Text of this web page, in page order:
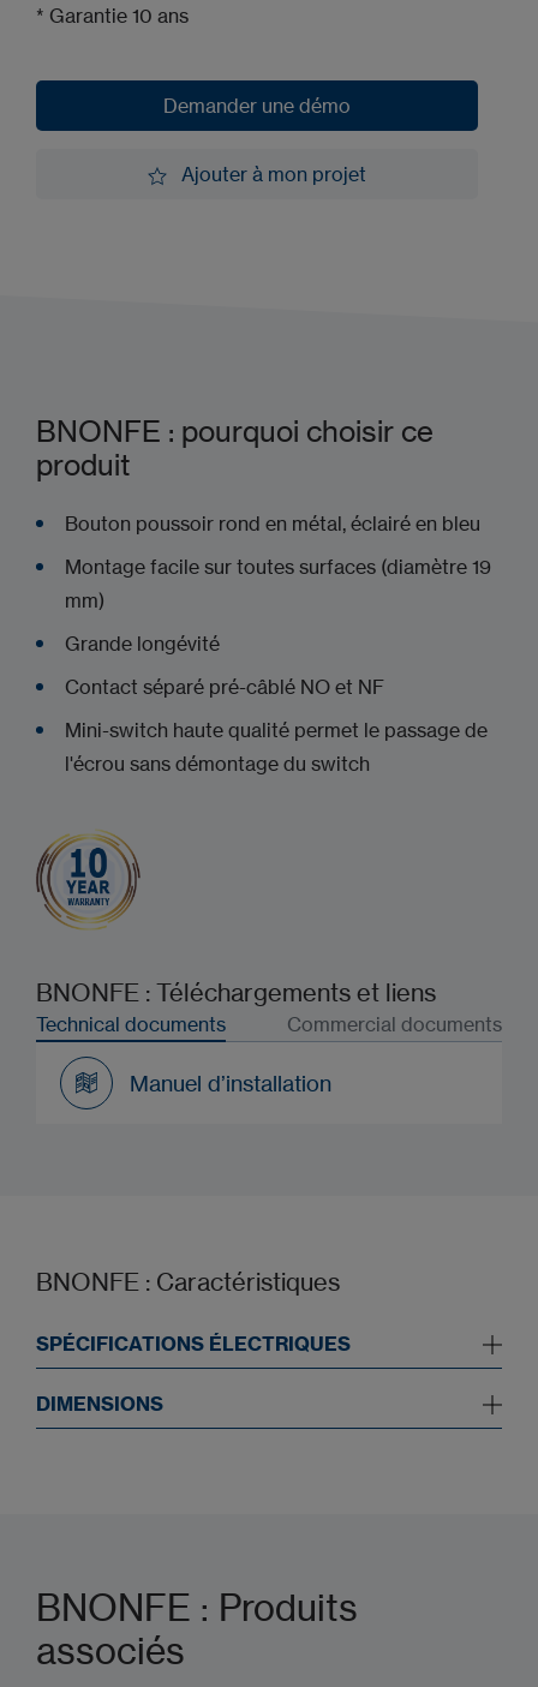
* Garantie 10 ans
Demander une démo
Ajouter à mon projet
BNONFE : pourquoi choisir ce
produit
Bouton poussoir rond en métal, éclairé en bleu
Montage facile sur toutes surfaces (diamètre 19
mm)
Grande longévité
Contact séparé pré-câblé NO et NF
Mini-switch haute qualité permet le passage de
l'écrou sans démontage du switch
BNONFE : Téléchargements et liens
Technical documents Commercial documents
Manuel d’installation
BNONFE : Caractéristiques
SPÉCIFICATIONS ÉLECTRIQUES
DIMENSIONS
BNONFE : Produits
associés